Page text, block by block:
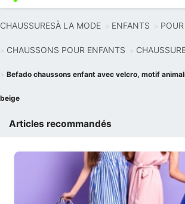
CHAUSSURESÀ LA MODE ENFANTS
CHAUSSONS POUR ENFANTS
Befado chaussons enfant avec velcro, motif
beige
Articles recommandés